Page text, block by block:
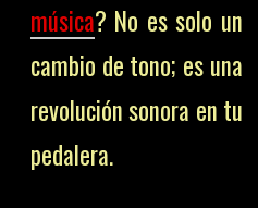
música? No es solo un
cambio de tono; es una
revolución sonora en tu
pedalera.